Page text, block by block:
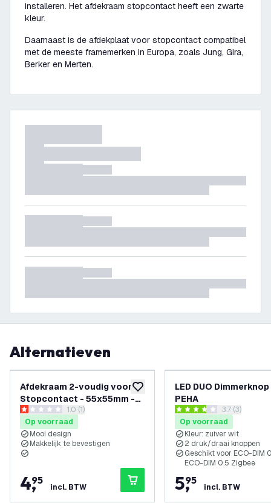
installeren. Het afdekraam stopcontact heeft een zwarte
kleur.
Daarnaast is de afdekplaat voor stopcontact compatibel
met de meeste framemerken in Europa, zoals Jung, Gira,
Berker en Merten.
Alternatieven
toevoegen aan verlanglijst
Afdekraam 2-voudig voor
Stopcontact - 55x55mm -
Wit
reviews drawer openen
1 score sterren1.0 (1)
Op voorraad
Mooi design
Makkelijk te bevestigen
4,
95
incl. BTW
LED DUO
PEHA
reviews
3.7 score sterren3.7 (3)
Op voorraad
Kleur: zuiver wit
2 druk/draai knoppen
Geschikt voor ECO-DIM
ECO-DIM 0.5 Zigbee
5,
95
incl. BTW